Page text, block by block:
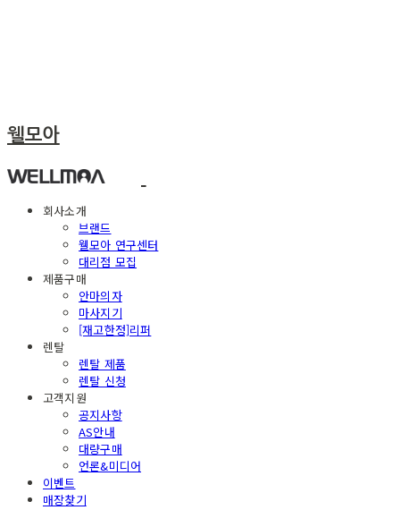
웰모아
회사소개
브랜드
웰모아 연구센터
대리점 모집
제품구매
안마의자
마사지기
[재고한정]리퍼
렌탈
렌탈 제품
렌탈 신청
고객지원
공지사항
AS안내
대량구매
언론&미디어
이벤트
매장찾기